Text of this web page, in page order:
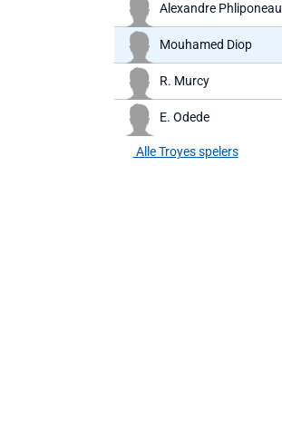
Alexandre Phliponeau
Mouhamed Diop
R. Murcy
E. Odede
Alle Troyes spelers